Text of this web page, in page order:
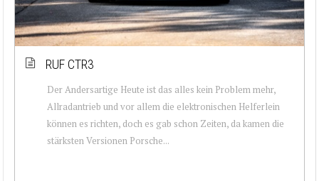
RUF CTR3
Der Andersartige Heute ist das alles kein Problem mehr,
Allradantrieb und vor allem die elektronischen Helferlein
können es richten, doch es gab schon Zeiten, da kamen die
stärksten Versionen Porsche...